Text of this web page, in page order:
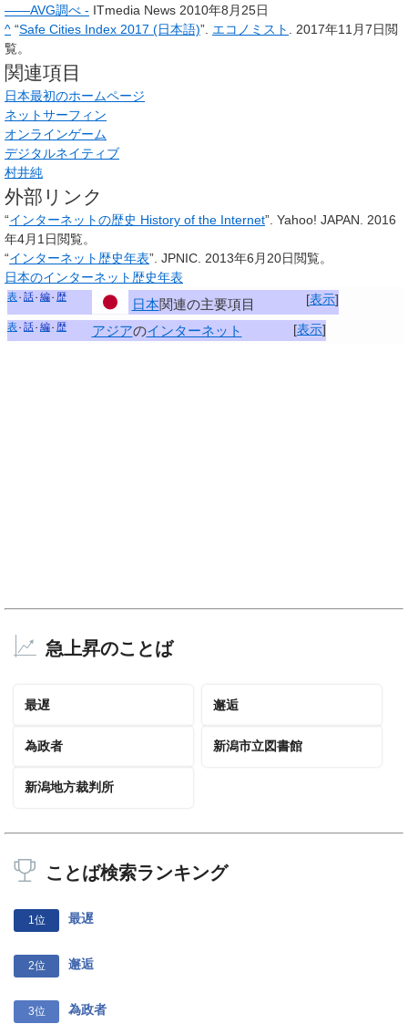
――AVG調べ - ITmedia News 2010年8月25日
^ “Safe Cities Index 2017 (日本語)”. エコノミスト
. 2017年11月7日閲
覧。
関連項目
日本最初のホームページ
ネットサーフィン
オンラインゲーム
デジタルネイティブ
村井純
外部リンク
“インターネットの歴史 History of the Internet”. Yahoo! JAPAN. 2016
年4月1日閲覧。
“インターネット歴史年表”. JPNIC. 2013年6月20日閲覧。
日本のインターネット歴史年表
[表示]
表 話 編 歴 日本関連の主要項目
[表示]
表 話 編 歴 アジアのインターネット
急上昇のことば
最遅 邂逅
為政者 新潟市立図書館
新潟地方裁判所
ことば検索ランキング
1位 最遅
2位 邂逅
3位 為政者